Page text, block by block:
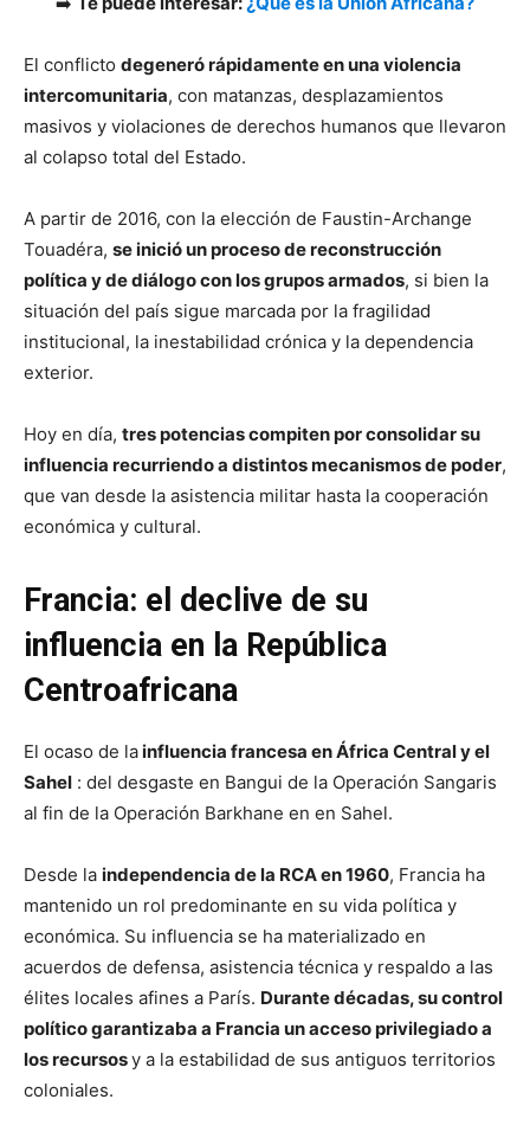
El conflicto degeneró rápidamente en una violencia
intercomunitaria, con matanzas, desplazamientos
masivos y violaciones de derechos humanos que llevaron
al colapso total del Estado.
A partir de 2016, con la elección de Faustin-Archange
Touadéra, se inició un proceso de reconstrucción
política y de diálogo con los grupos armados, si bien la
situación del país sigue marcada por la fragilidad
institucional, la inestabilidad crónica y la dependencia
exterior.
Hoy en día, tres potencias compiten por consolidar su
influencia recurriendo a distintos mecanismos de poder,
que van desde la asistencia militar hasta la cooperación
económica y cultural.
Francia: el declive de su
influencia en la República
Centroafricana
El ocaso de lainfluencia francesa en África Central y el
Sahel : del desgaste en Bangui de la Operación Sangaris
al fin de la Operación Barkhane en en Sahel.
Desde la independencia de la RCA en 1960, Francia ha
mantenido un rol predominante en su vida política y
económica. Su influencia se ha materializado en
acuerdos de defensa, asistencia técnica y respaldo a las
élites locales afines a París. Durante décadas, su control
político garantizaba a Francia un acceso privilegiado a
los recursosy a la estabilidad de sus antiguos territorios
coloniales.